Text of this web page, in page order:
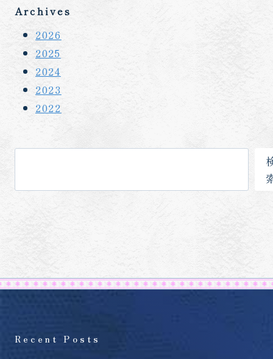
Archives
2026
2025
2024
2023
2022
Recent Posts